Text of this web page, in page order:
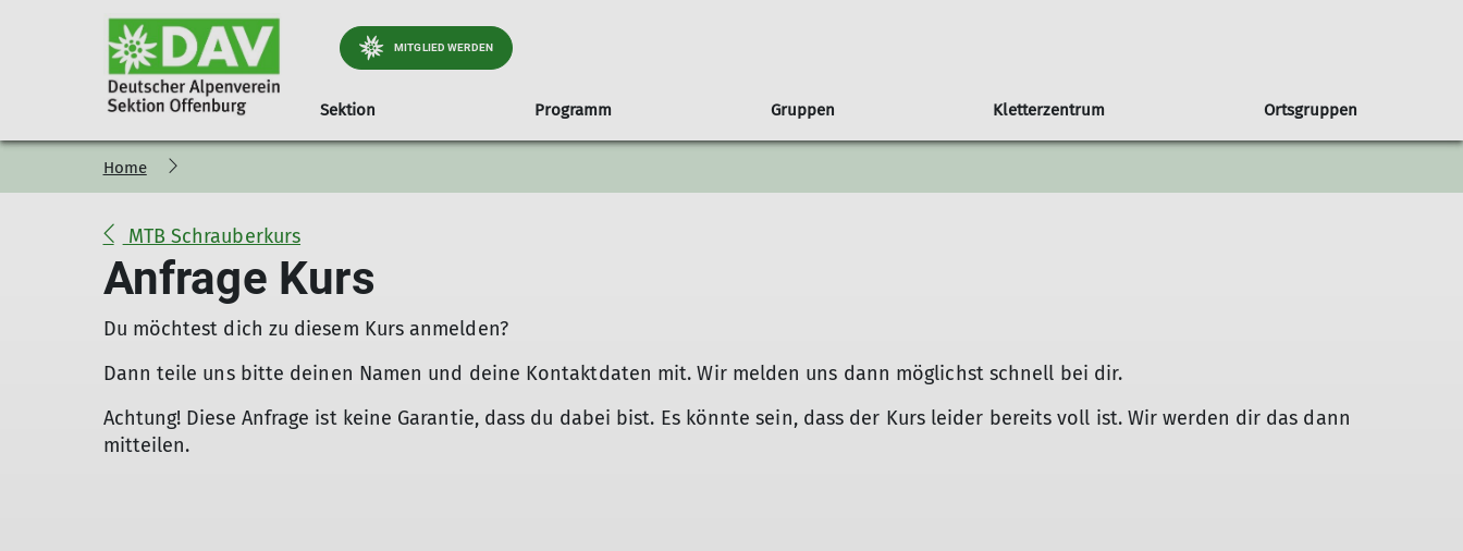
MITGLIED WERDEN
Sektion
Geschäftsstelle
Materialverleih
Kindergeburtstag
Mitglied werden Hütten Ehrenamt in unserer Sektion Newsletter
Programm
Kursübersicht
Hinweise
Praxiskurse
Kletter und Boulderkurse
Tourenübersicht
Wanderungen Mittelgebirge
Programmheft
Gruppen
Jugend
Jugendprogramm
Wer ist die JDAV
Kinder- und Jugendtraining Familiengruppe Klettertreffs Seniorengruppe Sportgruppe
Kletterzentrum
Preise und Infos Öffnungszeiten und Anfahrt Routenbau Klettern & Bouldern mit Kids
Ortsgruppen
Ortsgruppe Nordrach
Portrait
Orstgruppe Bühl
Home
MTB Schrauberkurs
Anfrage Kurs
Du möchtest dich zu diesem Kurs anmelden?
Dann teile uns bitte deinen Namen und deine Kontaktdaten mit. Wir melden uns dann möglichst schnell bei dir.
Achtung! Diese Anfrage ist keine Garantie, dass du dabei bist. Es könnte sein, dass der Kurs leider bereits voll ist. Wir werden dir das dann
mitteilen.